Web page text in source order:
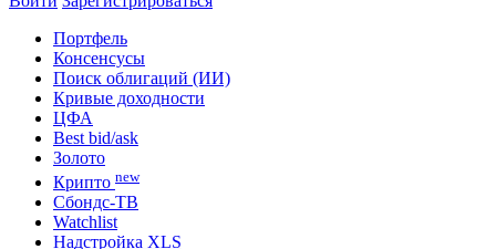
Войти Зарегистрироваться
Портфель
Консенсусы
Поиск облигаций (ИИ)
Кривые доходности
ЦФА
Best bid/ask
Золото